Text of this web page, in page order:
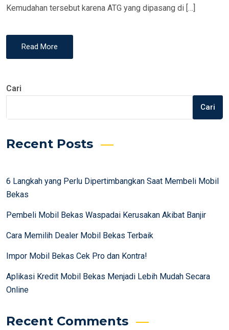
Kemudahan tersebut karena ATG yang dipasang di […]
Read More
Cari
Cari
Recent Posts
6 Langkah yang Perlu Dipertimbangkan Saat Membeli Mobil
Bekas
Pembeli Mobil Bekas Waspadai Kerusakan Akibat Banjir
Cara Memilih Dealer Mobil Bekas Terbaik
Impor Mobil Bekas Cek Pro dan Kontra!
Aplikasi Kredit Mobil Bekas Menjadi Lebih Mudah Secara
Online
Recent Comments